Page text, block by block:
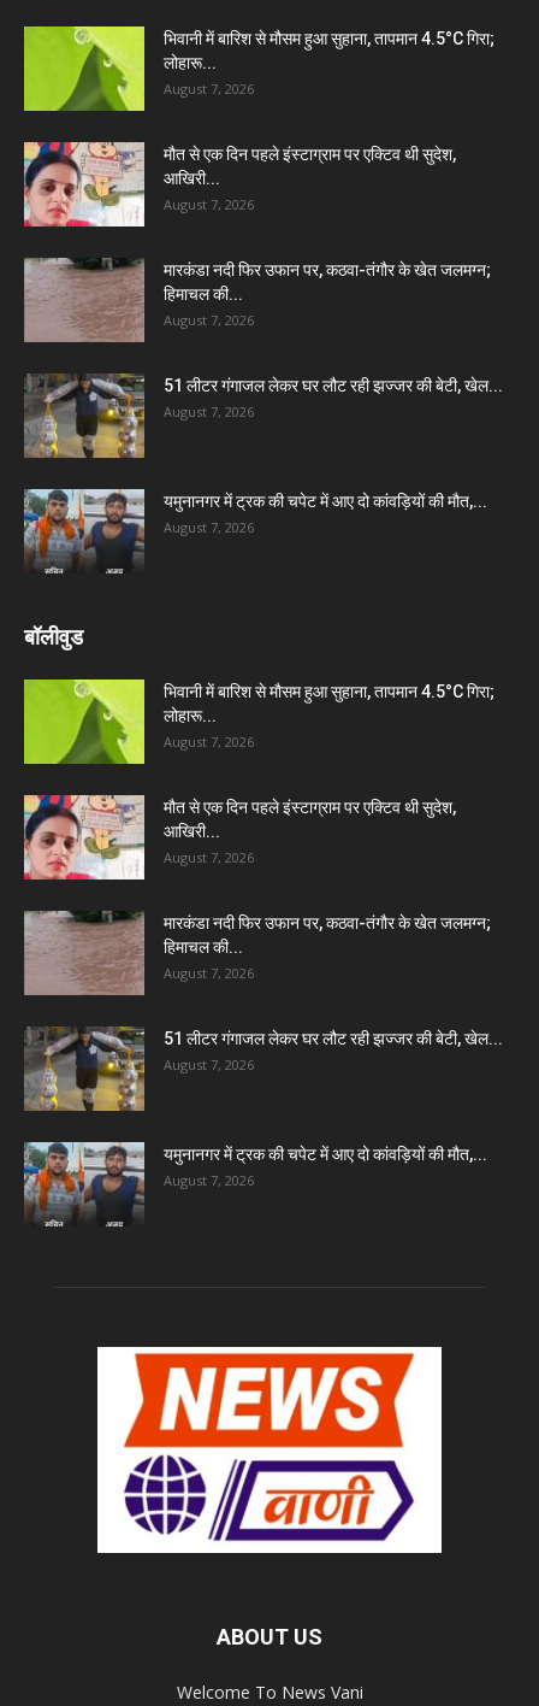
भिवानी में बारिश से मौसम हुआ सुहाना, तापमान 4.5°C गिरा;
लोहारू...
August 7, 2026
मौत से एक दिन पहले इंस्टाग्राम पर एक्टिव थी सुदेश,
आखिरी...
August 7, 2026
मारकंडा नदी फिर उफान पर, कठवा-तंगौर के खेत जलमग्न;
हिमाचल की...
August 7, 2026
51 लीटर गंगाजल लेकर घर लौट रही झज्जर की बेटी, खेल...
August 7, 2026
यमुनानगर में ट्रक की चपेट में आए दो कांवड़ियों की मौत,...
August 7, 2026
बॉलीवुड
भिवानी में बारिश से मौसम हुआ सुहाना, तापमान 4.5°C गिरा;
लोहारू...
August 7, 2026
मौत से एक दिन पहले इंस्टाग्राम पर एक्टिव थी सुदेश,
आखिरी...
August 7, 2026
मारकंडा नदी फिर उफान पर, कठवा-तंगौर के खेत जलमग्न;
हिमाचल की...
August 7, 2026
51 लीटर गंगाजल लेकर घर लौट रही झज्जर की बेटी, खेल...
August 7, 2026
यमुनानगर में ट्रक की चपेट में आए दो कांवड़ियों की मौत,...
August 7, 2026
ABOUT US
Welcome To News Vani